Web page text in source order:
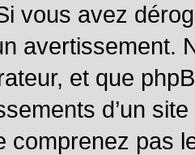
vous avez
avertissement.
et que
d’un
comprenez pas